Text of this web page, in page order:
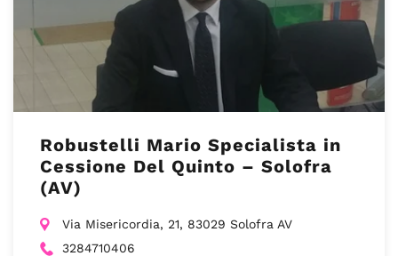
Robustelli Mario Specialista in
Cessione Del Quinto – Solofra
(AV)
Via Misericordia, 21, 83029 Solofra AV
3284710406